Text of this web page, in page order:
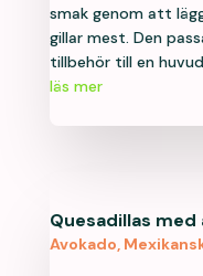
smak genom att
gillar mest. Den
tillbehör till en
läs mer
Quesadillas
Avokado